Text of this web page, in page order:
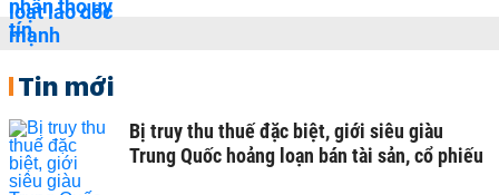
Tin mới
Bị truy thu thuế đặc biệt, giới siêu giàu
Trung Quốc hoảng loạn bán tài sản, cổ phiếu